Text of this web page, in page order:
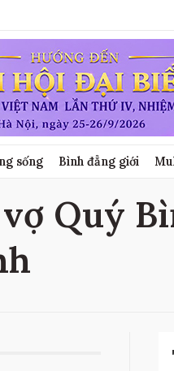
sống Bình đẳng giới
Quý